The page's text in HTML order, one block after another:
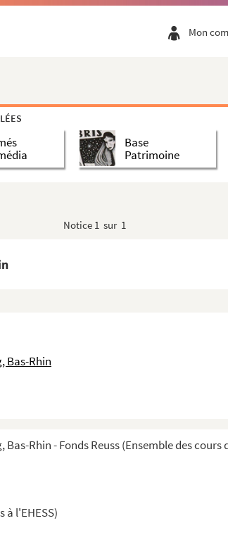
Mon
Base
Patrimoine
Notice 1 sur 1
Bas-Rhin
Rhin - Fonds Reuss (Ensemble des cours
à l'EHESS)